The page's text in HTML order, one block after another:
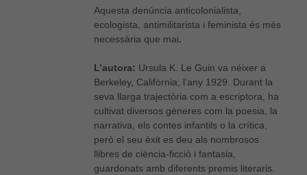
Aquesta denúncia anticolonialista,
ecologista, antimilitarista i feminista és més
necessària que mai.
L’autora: Ursula K. Le Guin va néixer a
Berkeley, Califòrnia, l’any 1929. Durant la
seva llarga trajectòria com a escriptora, ha
cultivat diversos gèneres com la poesia, la
narrativa, els contes infantils o la crítica,
però el seu èxit es deu als nombrosos
llibres de ciència-ficció i fantasia,
guardonats amb diferents premis literaris.